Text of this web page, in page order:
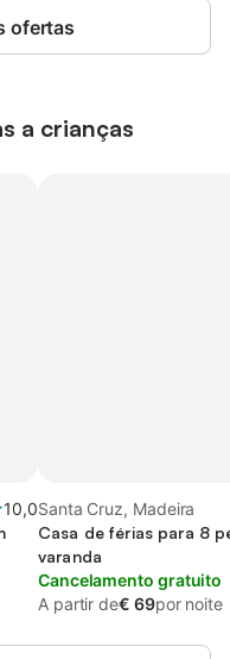
ofertas
a crianças
10,0Santa Cruz, Madeira
Casa de férias para 8
varanda
Cancelamento gratuito
A partir de€ 69por noite